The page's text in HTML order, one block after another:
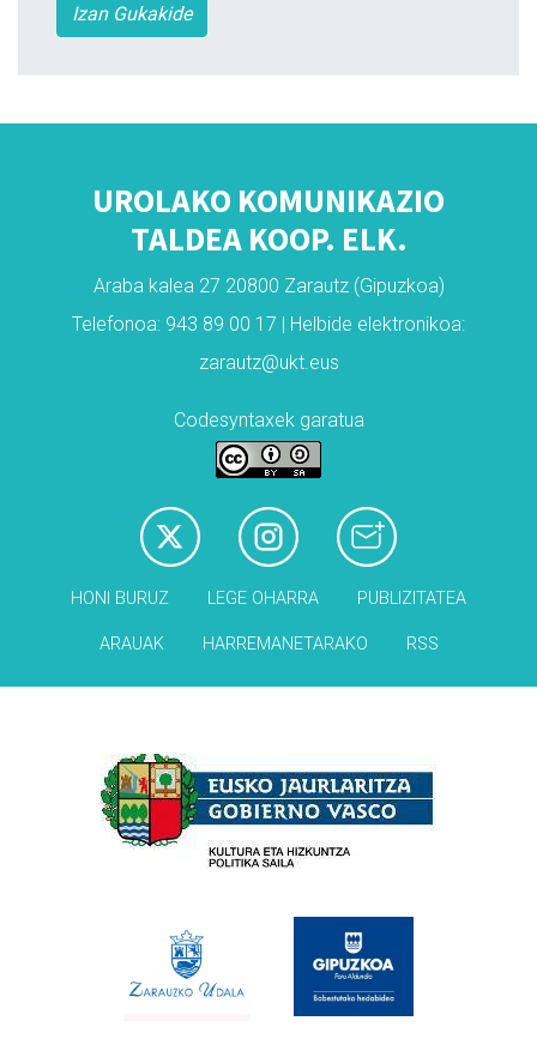
Izan Gukakide
UROLAKO KOMUNIKAZIO
TALDEA KOOP. ELK.
Araba kalea 27 20800 Zarautz (Gipuzkoa)
Telefonoa: 943 89 00 17 | Helbide elektronikoa:
zarautz@ukt.eus
Codesyntaxek garatua
HONI BURUZ LEGE OHARRA PUBLIZITATEA
ARAUAK HARREMANETARAKO RSS